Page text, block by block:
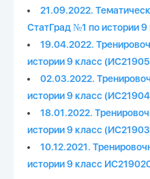
21.09.2022.
СтатГрад №1 по истории 9
19.04.2022.
истории 9 класс
02.03.2022.
истории 9 класс
18.01.2022.
истории 9 класс
10.12.2021.
истории 9 класс